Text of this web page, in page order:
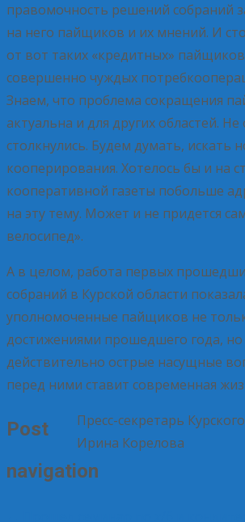
правомочность решений собраний
на него пайщиков и их мнений. И
от вот таких «кредитных»
совершенно чуждых
Знаем, что проблема сокращения
актуальна и для других областей.
столкнулись. Будем думать, искать
кооперирования. Хотелось бы и на
кооперативной газеты побольше
на эту тему. Может и не придется
велосипед».
А в целом, работа первых
собраний в Курской области
уполномоченные пайщиков не
достижениями прошедшего года, но
действительно острые насущные
перед ними ставит современная
Пресс-секретарь
Ирина Корелова
Post
navigation